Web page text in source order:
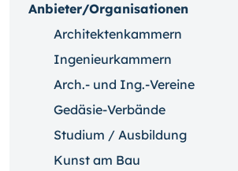
Anbieter/Organisationen
Architektenkammern
Ingenieurkammern
Arch.- und Ing.-Vereine
Gedäsie-Verbände
Studium / Ausbildung
Kunst am Bau